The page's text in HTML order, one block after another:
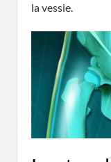
la vessie.